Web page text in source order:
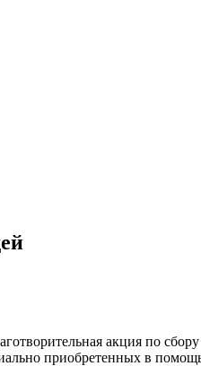
акция по
приобретенных в